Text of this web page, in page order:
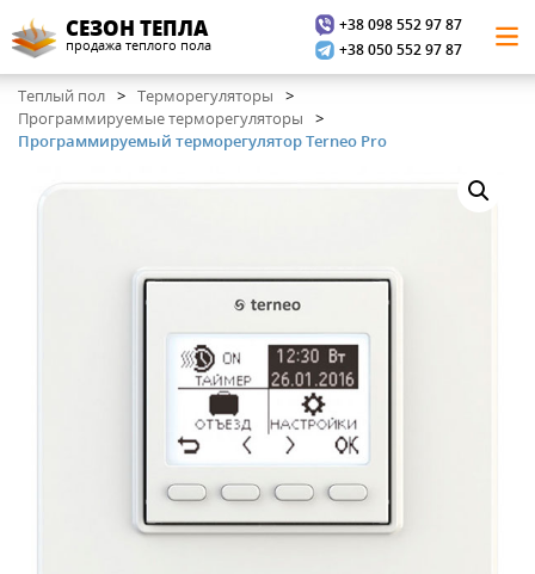
СЕЗОН ТЕПЛА
продажа теплого пола
+38 098 552 97 87
+38 050 552 97 87
Теплый пол
Терморегуляторы
Программируемые терморегуляторы
Программируемый терморегулятор Terneo Pro